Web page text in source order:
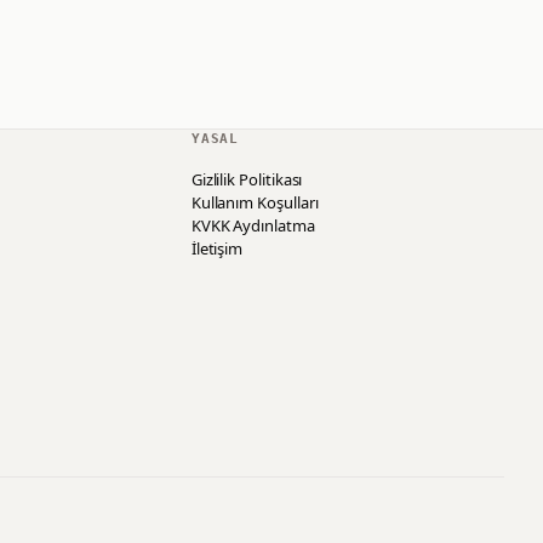
YASAL
Gizlilik Politikası
Kullanım Koşulları
KVKK Aydınlatma
İletişim